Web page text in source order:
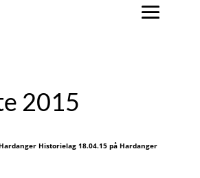
2015
Historielag 18.04.15 på Hardanger